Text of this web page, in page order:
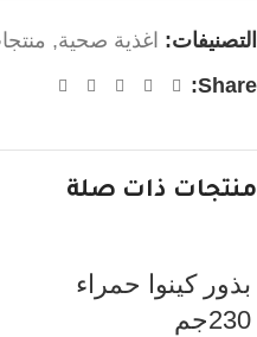
التصنيفات: اغذية صحية,
Share:
منتجات ذات صلة
بذور كينوا حمراء
230جم